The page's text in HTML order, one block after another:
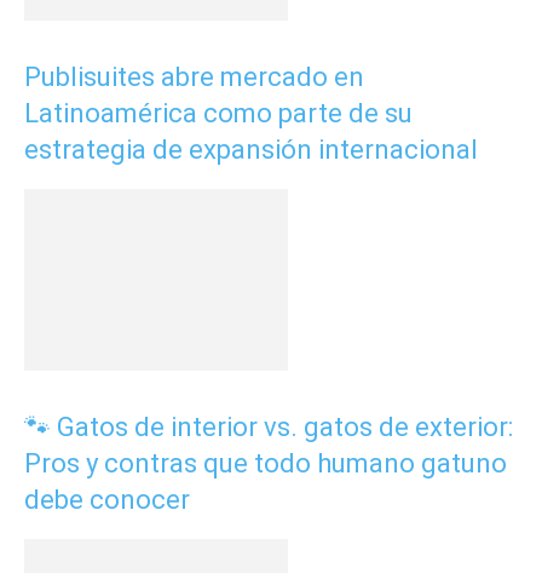
Publisuites abre mercado en
Latinoamérica como parte de su
estrategia de expansión internacional
🐾 Gatos de interior vs. gatos de exterior:
Pros y contras que todo humano gatuno
debe conocer